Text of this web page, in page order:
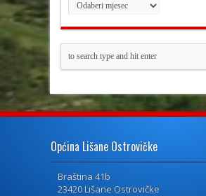
Općina Lišane Ostrovičke
Braština 41b
23420 Lišane Ostrovičke